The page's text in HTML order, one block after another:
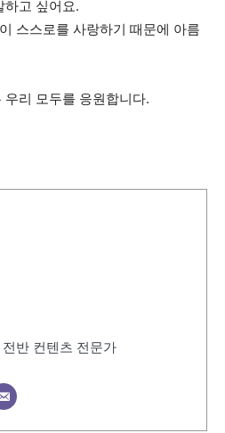
하고 싶어요.
스스로를 사랑하기 때문에 아름
리 모두를 응원합니다.
반 컨텐츠 전문가